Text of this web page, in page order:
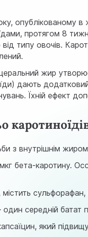
, опублікованому в
протягом 8
типу овочів.
жир
дають
Їхній ефект
з внутрішнім
бета-каротину.
середній батат
який